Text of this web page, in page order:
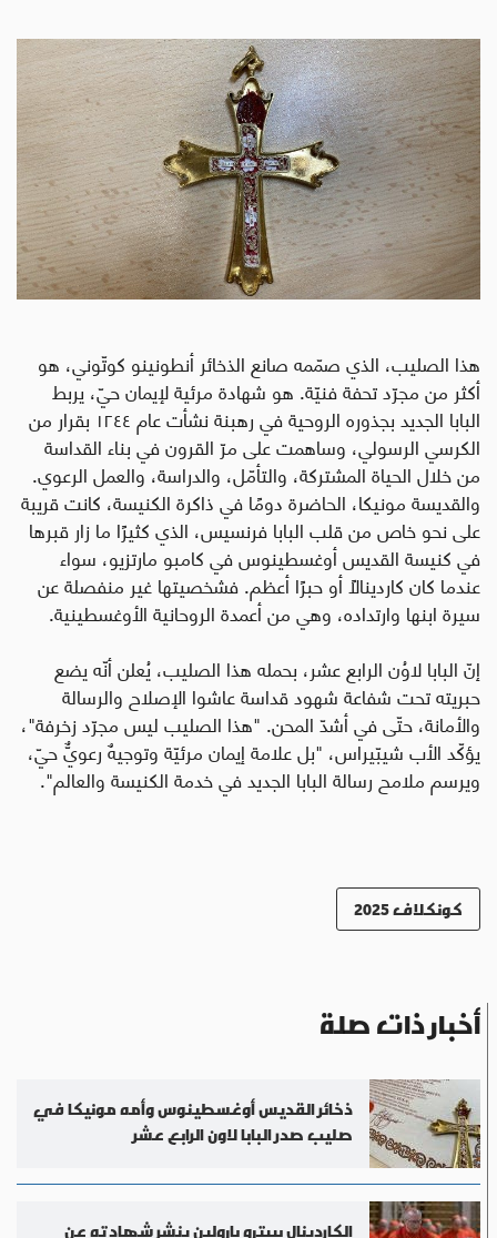
هذا الصليب، الذي صمّمه صانع الذخائر أنطونينو كوتّوني، هو
أكثر من مجرّد تحفة فنيّة. هو شهادة مرئية لإيمان حيّ، يربط
البابا الجديد بجذوره الروحية في رهبنة نشأت عام ١٢٤٤ بقرار من
الكرسي الرسولي، وساهمت على مرّ القرون في بناء القداسة
من خلال الحياة المشتركة، والتأمّل، والدراسة، والعمل الرعوي.
والقديسة مونيكا، الحاضرة دومًا في ذاكرة الكنيسة، كانت قريبة
على نحو خاص من قلب البابا فرنسيس، الذي كثيرًا ما زار قبرها
في كنيسة القديس أوغسطينوس في كامبو مارتزيو، سواء
عندما كان كاردينالًا أو حبرًا أعظم. فشخصيتها غير منفصلة عن
سيرة ابنها وارتداده، وهي من أعمدة الروحانية الأوغسطينية.
إنّ البابا لاوُن الرابع عشر، بحمله هذا الصليب، يُعلن أنّه يضع
حبريته تحت شفاعة شهود قداسة عاشوا الإصلاح والرسالة
والأمانة، حتّى في أشدّ المحن. "هذا الصليب ليس مجرّد زخرفة"،
يؤكّد الأب شيبّيراس، "بل علامة إيمان مرئيّة وتوجيهٌ رعويٌّ حيّ،
ويرسم ملامح رسالة البابا الجديد في خدمة الكنيسة والعالم".
كونكلاف 2025
أخبار ذات صلة
ذخائر القديس أوغسطينوس وأمه مونيكا في
صليب صدر البابا لاون الرابع عشر
الكاردينال بييترو بارولين ينشر شهادته عن